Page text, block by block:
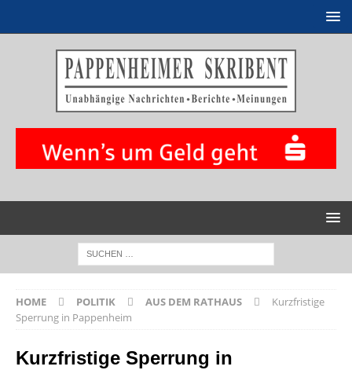
HOME POLITIK AUS DEM RATHAUS
Kurzfristige
Sperrung in Pappenheim
Kurzfristige Sperrung in